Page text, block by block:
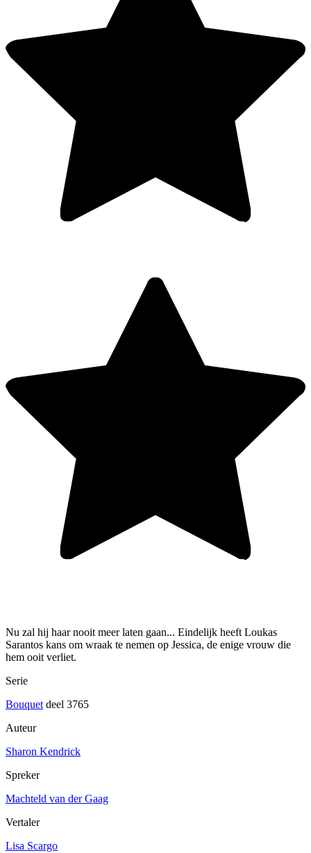
Nu zal hij haar nooit meer laten gaan... Eindelijk heeft Loukas
Sarantos kans om wraak te nemen op Jessica, de enige vrouw die
hem ooit verliet.
Serie
Bouquet deel 3765
Auteur
Sharon Kendrick
Spreker
Machteld van der Gaag
Vertaler
Lisa Scargo